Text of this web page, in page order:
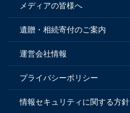
メディアの皆様へ
遺贈・相続寄付のご案内
運営会社情報
プライバシーポリシー
情報セキュリティに関する方針